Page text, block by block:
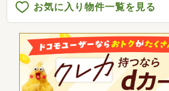
お気に入り物件一覧を見る